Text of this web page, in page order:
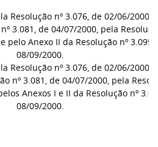
Resolução nº 3.076, de 02/06/2000,
3.081, de 04/07/2000, pela
pelo Anexo II da Resolução nº 3.095,
08/09/2000.
Resolução nº 3.076, de 02/06/2000,
nº 3.081, de 04/07/2000, pela
Anexos I e II da Resolução nº
08/09/2000.